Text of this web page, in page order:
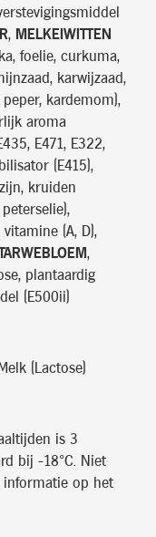
, MELKEIWITTEN
foelie, curkuma,
karwijzaad,
kardemom),
aroma
E471, E322,
(E415),
kruiden
(A, D),
TARWEBLOEM ,
plantaardig
(E500ii)
(Lactose)
is 3
bij -18°C. Niet
informatie op het